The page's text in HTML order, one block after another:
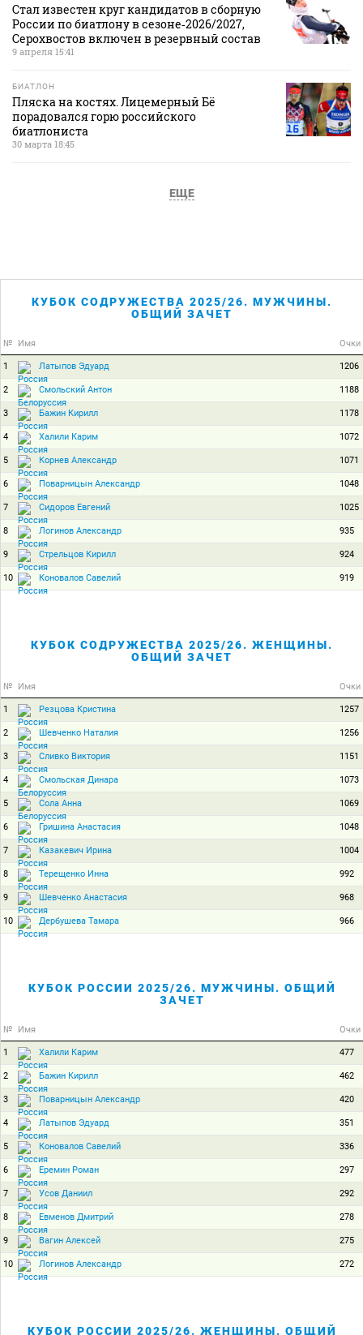
Стал известен круг кандидатов в сборную
России по биатлону в сезоне‑2026/2027,
Серохвостов включен в резервный состав
9 апреля 15:41
БИАТЛОН
Пляска на костях. Лицемерный Бё
порадовался горю российского
биатлониста
30 марта 18:45
ЕЩЕ
КУБОК СОДРУЖЕСТВА 2025/26. МУЖЧИНЫ.
ОБЩИЙ ЗАЧЕТ
№ Имя Очки
1 Латыпов Эдуард 1206
2 Смольский Антон 1188
3 Бажин Кирилл 1178
4 Халили Карим 1072
5 Корнев Александр 1071
6 Поварницын Александр 1048
7 Сидоров Евгений 1025
8 Логинов Александр 935
9 Стрельцов Кирилл 924
10 Коновалов Савелий 919
КУБОК СОДРУЖЕСТВА 2025/26. ЖЕНЩИНЫ.
ОБЩИЙ ЗАЧЕТ
№ Имя Очки
1 Резцова Кристина 1257
2 Шевченко Наталия 1256
3 Сливко Виктория 1151
4 Смольская Динара 1073
5 Сола Анна 1069
6 Гришина Анастасия 1048
7 Казакевич Ирина 1004
8 Терещенко Инна 992
9 Шевченко Анастасия 968
10 Дербушева Тамара 966
КУБОК РОССИИ 2025/26. МУЖЧИНЫ. ОБЩИЙ
ЗАЧЕТ
№ Имя Очки
1 Халили Карим 477
2 Бажин Кирилл 462
3 Поварницын Александр 420
4 Латыпов Эдуард 351
5 Коновалов Савелий 336
6 Еремин Роман 297
7 Усов Даниил 292
8 Евменов Дмитрий 278
9 Вагин Алексей 275
10 Логинов Александр 272
КУБОК РОССИИ 2025/26. ЖЕНЩИНЫ. ОБЩИЙ